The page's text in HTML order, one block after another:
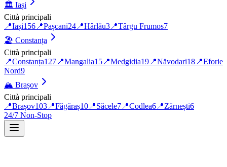
🏛️ Iași
Città principali
📍Iași156 📍Pașcani24 📍Hârlău3 📍Târgu Frumos7
🏖️ Constanța
Città principali
📍Constanța127 📍Mangalia15 📍Medgidia19 📍Năvodari18 📍Eforie
Nord9
🏔️ Brașov
Città principali
📍Brașov103 📍Făgăraș10 📍Săcele7 📍Codlea6 📍Zărnești6
24/7 Non-Stop